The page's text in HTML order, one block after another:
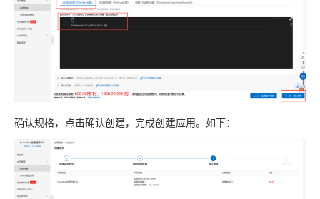
确认规格，点击确认创建，完成创建应用。如下：